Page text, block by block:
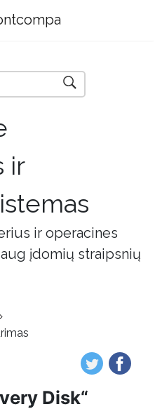
ir
ir operacines
įdomių straipsnių
Disk“